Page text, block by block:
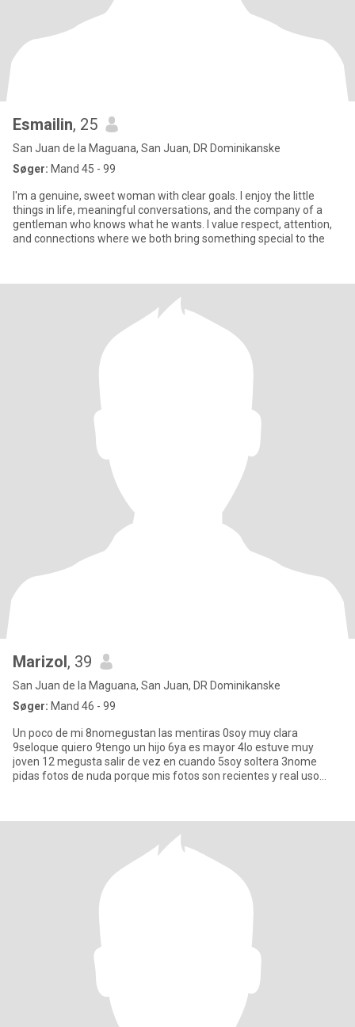
Esmailin, 25
San Juan de la Maguana, San Juan, DR Dominikanske
Søger: Mand 45 - 99
I'm a genuine, sweet woman with clear goals. I enjoy the little
things in life, meaningful conversations, and the company of a
gentleman who knows what he wants. I value respect, attention,
and connections where we both bring something special to the
Marizol, 39
San Juan de la Maguana, San Juan, DR Dominikanske
Søger: Mand 46 - 99
Un poco de mi 8nomegustan las mentiras 0soy muy clara
9seloque quiero 9tengo un hijo 6ya es mayor 4lo estuve muy
joven 12 megusta salir de vez en cuando 5soy soltera 3nome
pidas fotos de nuda porque mis fotos son recientes y real uso